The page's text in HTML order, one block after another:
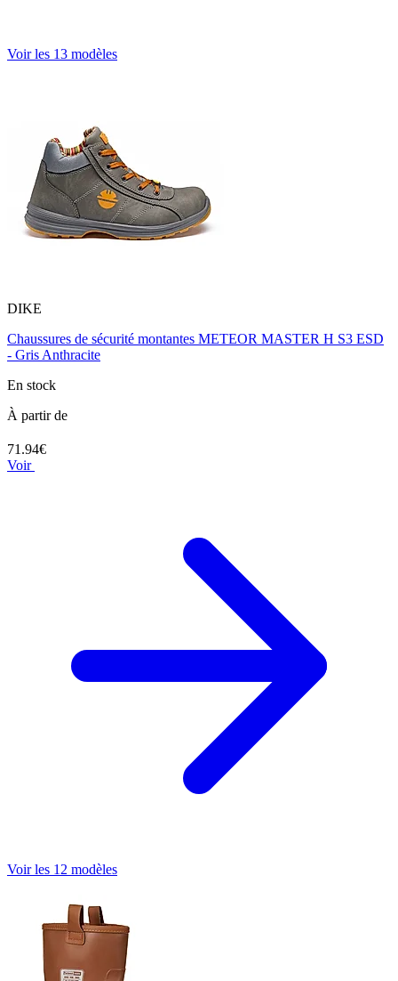
Voir les 13 modèles
DIKE
Chaussures de sécurité montantes METEOR MASTER H S3 ESD
- Gris Anthracite
En stock
À partir de
71.94€
Voir
Voir les 12 modèles